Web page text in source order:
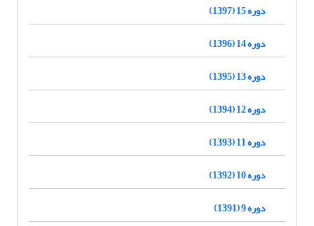
دوره 15 (1397)
دوره 14 (1396)
دوره 13 (1395)
دوره 12 (1394)
دوره 11 (1393)
دوره 10 (1392)
دوره 9 (1391)